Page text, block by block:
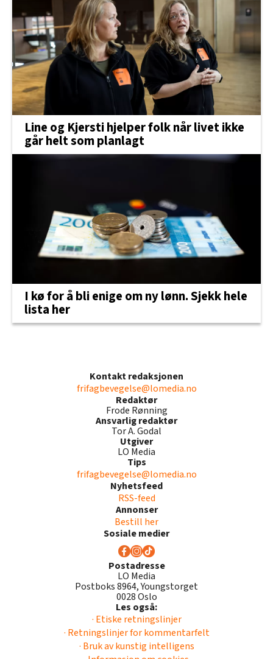
Line og Kjersti hjelper folk når livet ikke
går helt som planlagt
I kø for å bli enige om ny lønn. Sjekk hele
lista her
Kontakt redaksjonen
frifagbevegelse@lomedia.no
Redaktør
Frode Rønning
Ansvarlig redaktør
Tor A. Godal
Utgiver
LO Media
Tips
frifagbevegelse@lomedia.no
Nyhetsfeed
RSS-feed
Annonser
Bestill her
Sosiale medier
Postadresse
LO Media
Postboks 8964, Youngstorget
0028 Oslo
Les også:
· Etiske retningslinjer
· Retningslinjer for kommentarfelt
· Bruk av kunstig intelligens